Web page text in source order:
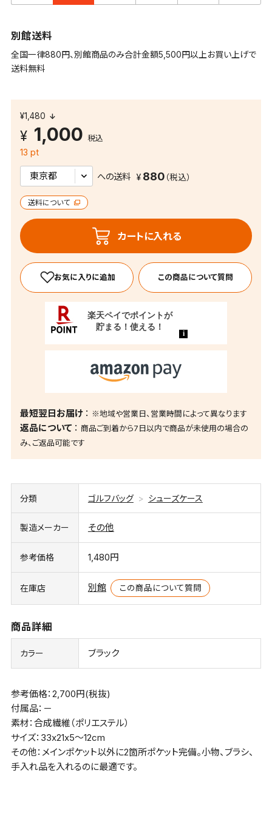
別館送料
全国一律880円、別館商品のみ合計金額5,500円以上お買い上げで
送料無料
¥1,480
1,000 税込
13 pt
への送料 880
送料について
カートに入れる
この商品について質問
最短翌日お届け ※地域や営業日、営業時間によって異なります
返品について
商品ご到着から7日以内で商品が未使用の場合の
み、ご返品可能です
分類 ゴルフバッグ シューズケース
製造メーカー その他
参考価格 1,480円
在庫店 別館 この商品について質問
商品詳細
カラー ブラック
参考価格：2,700円(税抜)
付属品：－
素材：合成繊維（ポリエステル）
サイズ：33x21x5～12cm
その他：メインポケット以外に2箇所ポケット完備。小物、ブラシ、
手入れ品を入れるのに最適です。